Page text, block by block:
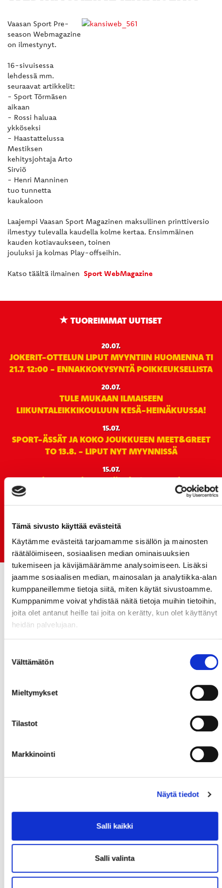
Tämä sivusto käyttää evästeitä
Käytämme evästeitä tarjoamamme sisällön ja mainosten
räätälöimiseen, sosiaalisen median ominaisuuksien
tukemiseen ja kävijämäärämme analysoimiseen. Lisäksi
jaamme sosiaalisen median, mainosalan ja analytiikka-alan
kumppaneillemme tietoja siitä, miten käytät sivustoamme.
Kumppanimme voivat yhdistää näitä tietoja muihin tietoihin,
joita olet antanut heille tai joita on kerätty, kun olet käyttänyt
heidän palvelujaan.
valinta
Välttämätön
Mieltymykset
Tilastot
Markkinointi
Näytä tiedot
Salli kaikki
Salli valinta
Vaasan Sport Pre-
season Webmagazine
on ilmestynyt.
16-sivuisessa
lehdessä mm.
seuraavat artikkelit:
- Sport Törmäsen
aikaan
- Rossi haluaa
ykköseksi
- Haastattelussa
Mestiksen
kehitysjohtaja Arto
Sirviö
- Henri Manninen
tuo tunnetta
kaukaloon
Laajempi Vaasan Sport Magazinen maksullinen printtiversio
ilmestyy tulevalla kaudella kolme kertaa. Ensimmäinen
kauden kotiavaukseen, toinen
jouluksi ja kolmas Play-offseihin.
Katso täältä ilmainen Sport WebMagazine
TUOREIMMAT UUTISET
20.07.
JOKERIT-OTTELUN LIPUT MYYNTIIN HUOMENNA TI
21.7. 12:00 - ENNAKKOKYSYNTÄ POIKKEUKSELLISTA
20.07.
TULE MUKAAN ILMAISEEN
LIIKUNTALEIKKIKOULUUN KESÄ-HEINÄKUUSSA!
15.07.
SPORT-ÄSSÄT JA KOKO JOUKKUEEN MEET&GREET
TO 13.8. - LIPUT NYT MYYNNISSÄ
15.07.
Rinta-Joupin Autoliike jatkaa Sportin
pääyhteistyökumppanina Superkaudella – jatkoa
monikymmenvuotiselle yhteistyölle
06.07.
Early Bird-lippupaketit nyt myynnissä! - näe
Jokerit-matsi ja useat muut